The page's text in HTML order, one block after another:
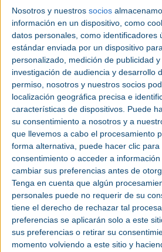
Nosotros y nuestros socios
información en un dispositivo, como
datos personales, como identificadores
estándar enviada por un dispositivo
personalizado, medición de publicidad y
investigación de audiencia y desarrollo
permiso, nosotros y nuestros socios
localización geográfica precisa e
características de dispositivos. Puede
su consentimiento a nosotros y a
que llevemos a cabo el procesamiento
forma alternativa, puede hacer clic para
consentimiento o acceder a
cambiar sus preferencias antes de
Tenga en cuenta que algún
personales puede no requerir de su
tiene el derecho de rechazar tal
preferencias se aplicarán solo a este
sus preferencias o retirar su
momento volviendo a este sitio y
Expoquimia 2026
decisores de las
empresas del sector
EXPOQUIMIA | El 82,3% de los
feria participa en los procesos
empresas, según un estudio
MarketAAD.